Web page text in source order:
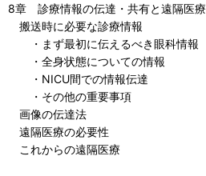
8章 診療情報の伝達・共有と遠隔医療
搬送時に必要な診療情報
・まず最初に伝えるべき眼科情報
・全身状態についての情報
・NICU間での情報伝達
・その他の重要事項
画像の伝達法
遠隔医療の必要性
これからの遠隔医療